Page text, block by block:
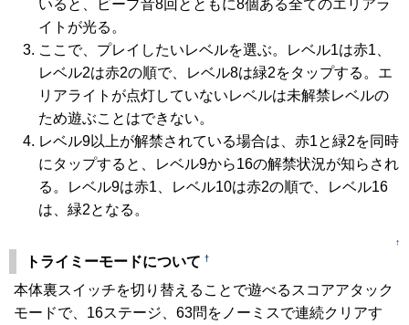
いると、ビープ音8回とともに8個ある全てのエリアラ
イトが光る。
ここで、プレイしたいレベルを選ぶ。レベル1は赤1、
レベル2は赤2の順で、レベル8は緑2をタップする。エ
リアライトが点灯していないレベルは未解禁レベルの
ため遊ぶことはできない。
レベル9以上が解禁されている場合は、赤1と緑2を同時
にタップすると、レベル9から16の解禁状況が知らされ
る。レベル9は赤1、レベル10は赤2の順で、レベル16
は、緑2となる。
↑
トライミーモードについて †
本体裏スイッチを切り替えることで遊べるスコアアタック
モードで、16ステージ、63問をノーミスで連続クリアす